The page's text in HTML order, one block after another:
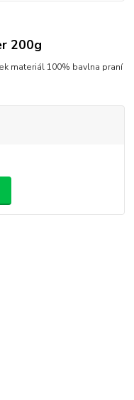
200g
materiál 100% bavlna praní